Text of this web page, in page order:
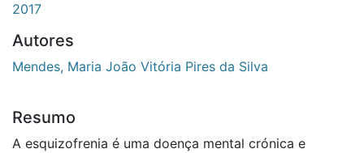
2017
Autores
Mendes, Maria João Vitória Pires da Silva
Resumo
A esquizofrenia é uma doença mental crónica e